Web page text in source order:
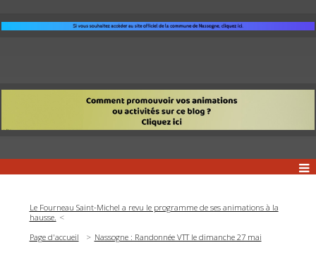
Le Fourneau Saint-Michel a revu le programme de ses animations à la
hausse.
Page d'accueil
Nassogne : Randonnée VTT le dimanche 27 mai